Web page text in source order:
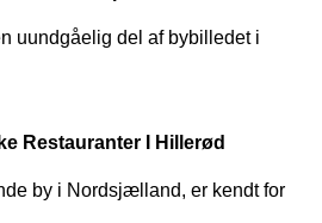
uundgåelig del af bybilledet i
Restauranter I Hillerød
by i Nordsjælland, er kendt for